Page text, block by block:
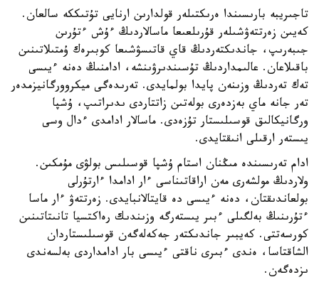
تاجىريبە بارىسىندا ەرىكتىلەر قولدارىن ارنايى تۇتىككە سالعان.
كەيىن زەرتتەۋشىلەر قۇرىلعىعا ماسالاردىڭ ءۇش ءتۇرىن
جىبەرىپ، جاندىكتەردىڭ قاي قاتىسۋشىعا كوبىرەك ۇمتىلاتىنىن
باقىلاعان. عالىمداردىڭ تۇسىندىرۋىنشە، ادامنىڭ دەنە ءيىسى
تەك تەردىڭ وزىنەن پايدا بولمايدى. تەرىدەگى ميكروورگانيزمدەر
تەر جانە ماي بەزدەرى بولەتىن زاتتاردى ىدىراتىپ، ۇشپا
ورگانيكالىق قوسىلىستار تۇزەدى. ماسالار ادامدى ءدال وسى
يىستەر ارقىلى انىقتايدى.
ادام تەرىسىندە مىڭنان استام ۇشپا قوسىلىس بولۋى مۇمكىن.
ولاردىڭ مولشەرى مەن اراقاتىناسى ءار ادامدا ءارتۇرلى
بولعاندىقتان، دەنە ءيىسى دە قايتالانبايدى. زەرتتەۋ ءار ماسا
ءتۇرىنىڭ بەلگىلى ءبىر يىستەرگە وزىندىك رەاكتسيا تانىتاتىنىن
كورسەتتى. كەيبىر جاندىكتەر جەكەلەگەن قوسىلىستاردان
الشاقتاسا، ەندى ءبىرى ناقتى ءيىسى بار ادامداردى بەلسەندى
ىزدەگەن.